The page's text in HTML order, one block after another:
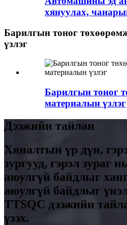
хянуулах,
Барилгын тоног
үзлэг
Барилгын тоног
материалын үзлэг
Дээжийн тайлан
Хяналтын үр дүн,
зургууд, гэрэл зураг
аюулгүй байдлыг
аюулгүй байдлыг
TTSQC дээжийн
үзэх.